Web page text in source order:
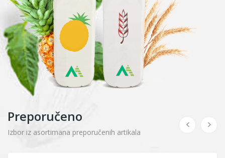
Preporučeno
Izbor iz asortimana preporučenih artikala